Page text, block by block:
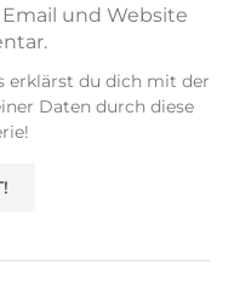
und Website
erklärst du dich mit der
Daten durch diese